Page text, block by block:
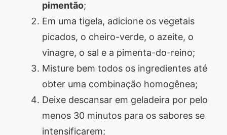
pimentão;
Em uma tigela, adicione os vegetais
picados, o cheiro-verde, o azeite, o
vinagre, o sal e a pimenta-do-reino;
Misture bem todos os ingredientes até
obter uma combinação homogênea;
Deixe descansar em geladeira por pelo
menos 30 minutos para os sabores se
intensificarem;